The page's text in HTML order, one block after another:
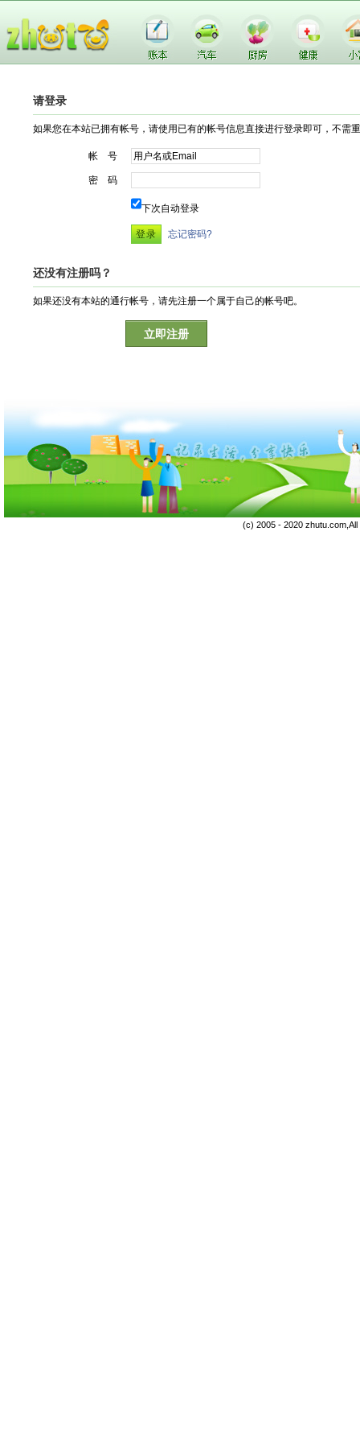
请登录
如果您在本站已拥有帐号，请使用已有的帐号信息直接进行登录即可，不需
帐 号
密 码
下次自动登录
忘记密码?
还没有注册吗？
如果还没有本站的通行帐号，请先注册一个属于自己的帐号吧。
立即注册
(c) 2005 - 2020